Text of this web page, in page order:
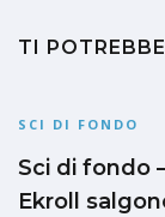
TI
SCI DI FONDO
Sci di fondo
Ekroll